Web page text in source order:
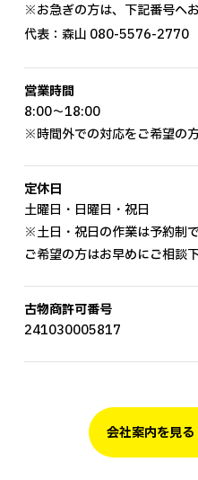
※お急ぎの方は、下記番号へ
代表：森山 080-5576-2770
営業時間
8:00～18:00
※時間外での対応をご希望の
定休日
土曜日・日曜日・祝日
※土日・祝日の作業は予約制で
ご希望の方はお早めにご相談下
古物商許可番号
241030005817
会社案内を見る